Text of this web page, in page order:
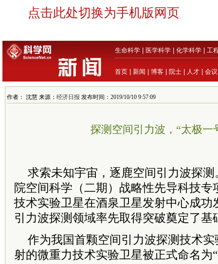
点击此处切换为手机版网页
生命科学 医学科学 化学科学 工
首页 新闻 博客 院士 人才 会议
作者： 沈慧 来源： 经济日报 发布时间：2019/10/10 9:57:09
探测空间引力波，“太极一
求索未知宇宙，逐鹿空间引力波探
院空间科学（二期）战略性先导科技
技术实验卫星在酒泉卫星发射中心成功
引力波探测领域率先取得突破奠定了基
作为我国首颗空间引力波探测技术
射的微重力技术实验卫星被正式命名为